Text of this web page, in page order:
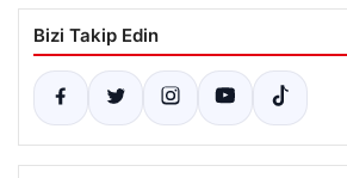
Bizi Takip Edin